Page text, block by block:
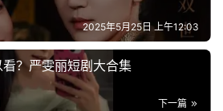
2025年5月25日 上午12:03
？严雯丽短剧大合集
下一篇